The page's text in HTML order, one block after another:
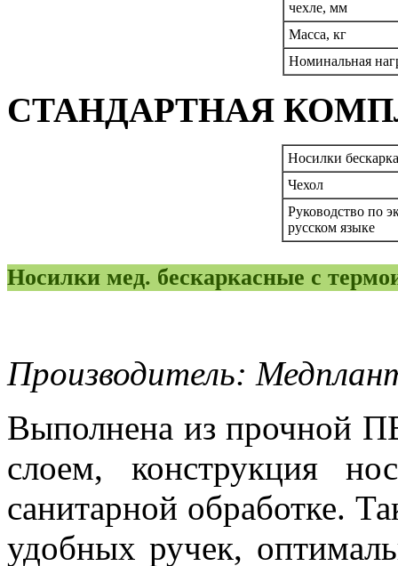
чехле, мм
Масса, кг
Номинальная
СТАНДАРТНАЯ
Носилки
Чехол
Руководство по
русском языке
Носилки мед. бескаркасные с
Производитель:
Выполнена из прочной
слоем, конструкция
санитарной обработке.
удобных ручек,